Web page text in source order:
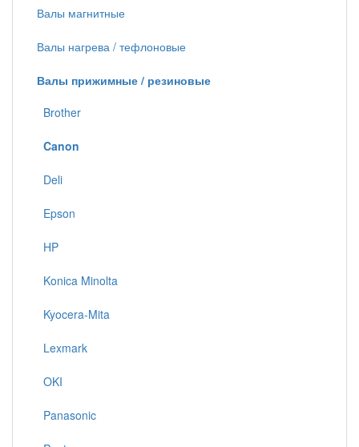
Валы магнитные
Валы нагрева / тефлоновые
Валы прижимные / резиновые
Brother
Canon
Deli
Epson
HP
Konica Minolta
Kyocera-Mita
Lexmark
OKI
Panasonic